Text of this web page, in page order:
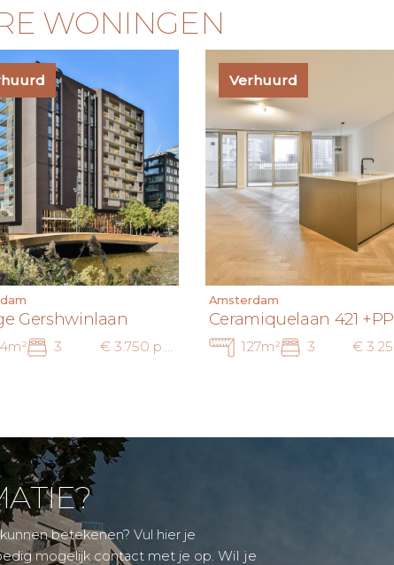
WONINGEN
Gershwinlaan
3
Verhuurd
Amsterdam
Ceramiquelaan 421 +PP
127m² 3
betekenen? Vul hier je
mogelijk contact met je op. Wil je